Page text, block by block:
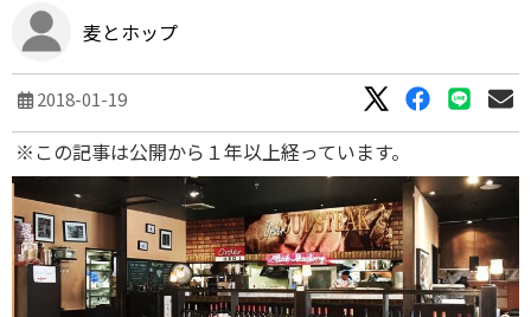
麦とホップ
2018-01-19
※この記事は公開から１年以上経っています。